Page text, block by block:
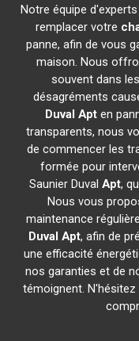
Notre équipe
remplacer votre
panne, afin de vous
maison. Nous
souvent dans
désagréments
Duval Apten
transparents, nous
de commencer les
formée pour
Saunier Duval Apt,
Nous vous
maintenance
Duval Apt, afin de
une efficacité
nos garanties et de
témoignent.